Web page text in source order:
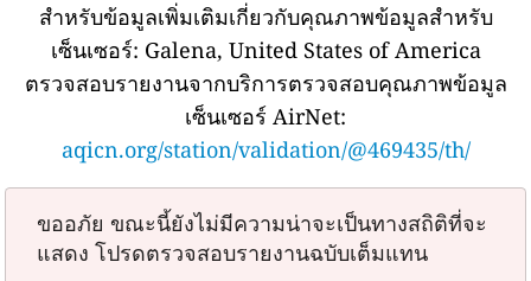
สำหรับข้อมูลเพิ่มเติมเกี่ยวกับคุณภาพข้อมูลสำหรับ
เซ็นเซอร์: Galena, United States of America
ตรวจสอบรายงานจากบริการตรวจสอบคุณภาพข้อมูล
เซ็นเซอร์ AirNet:
aqicn.org/station/validation/@469435/th/
ขออภัย ขณะนี้ยังไม่มีความน่าจะเป็นทางสถิติที่จะ
แสดง โปรดตรวจสอบรายงานฉบับเต็มแทน